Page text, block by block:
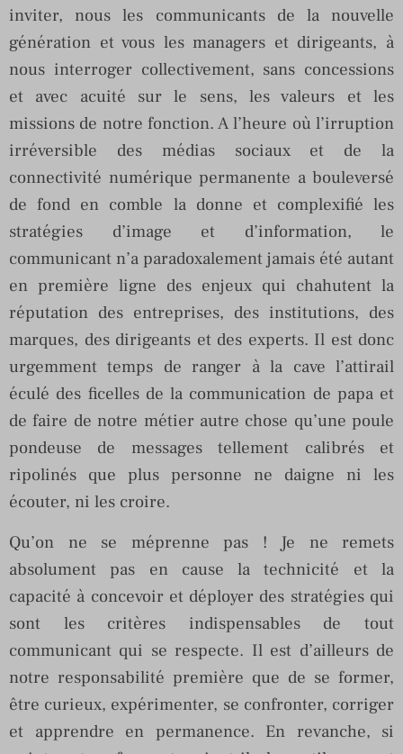
inviter, nous les communicants de la nouvelle
génération et vous les managers et dirigeants, à
nous interroger collectivement, sans concessions
et avec acuité sur le sens, les valeurs et les
missions de notre fonction. A l’heure où l’irruption
irréversible des médias sociaux et de la
connectivité numérique permanente a bouleversé
de fond en comble la donne et complexifié les
stratégies d’image et d’information, le
communicant n’a paradoxalement jamais été autant
en première ligne des enjeux qui chahutent la
réputation des entreprises, des institutions, des
marques, des dirigeants et des experts. Il est donc
urgemment temps de ranger à la cave l’attirail
éculé des ficelles de la communication de papa et
de faire de notre métier autre chose qu’une poule
pondeuse de messages tellement calibrés et
ripolinés que plus personne ne daigne ni les
écouter, ni les croire.
Qu’on ne se méprenne pas ! Je ne remets
absolument pas en cause la technicité et la
capacité à concevoir et déployer des stratégies qui
sont les critères indispensables de tout
communicant qui se respecte. Il est d’ailleurs de
notre responsabilité première que de se former,
être curieux, expérimenter, se confronter, corriger
et apprendre en permanence. En revanche, si